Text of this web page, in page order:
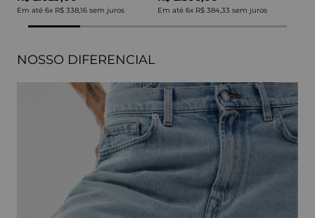
Em até 6x R$ 338,16 sem juros Em até 6x R$ 384,33 sem juros
NOSSO DIFERENCIAL